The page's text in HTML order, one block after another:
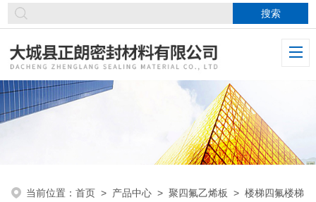
当前位置：首页 > 产品中心 >聚四氟乙烯板 >楼梯四氟楼梯